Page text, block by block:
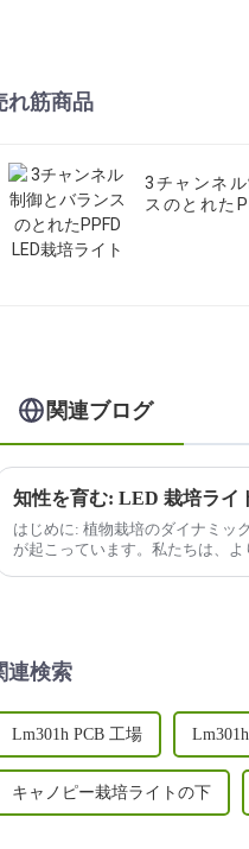
れ筋商品
3チャンネ
スのとれた
関連ブログ
知性を育む: LED 栽培ライ
はじめに: 植物栽培のダイナミッ
が起こっています。私たちは、
連検索
Lm301h PCB 工場
キャノピー栽培ライトの下